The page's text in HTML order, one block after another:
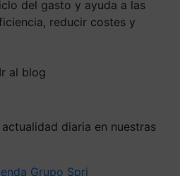
del gasto y ayuda a las
reducir costes y
Ir al blog
diaria en nuestras
Grupo Spri